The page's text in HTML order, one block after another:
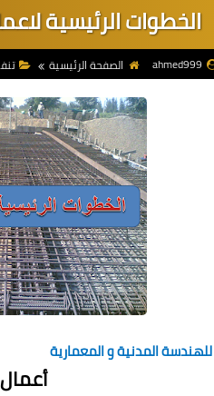
الخطوات الرئيسية
ahmed999 الصفحة الرئيسية
المدنية و المعمارية